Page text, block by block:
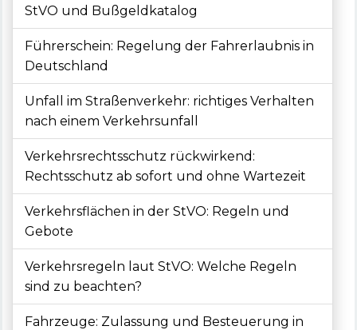
StVO und Bußgeldkatalog
Führerschein: Regelung der Fahrerlaubnis in
Deutschland
Unfall im Straßenverkehr: richtiges Verhalten
nach einem Verkehrsunfall
Verkehrsrechtsschutz rückwirkend:
Rechtsschutz ab sofort und ohne Wartezeit
Verkehrsflächen in der StVO: Regeln und
Gebote
Verkehrsregeln laut StVO: Welche Regeln
sind zu beachten?
Fahrzeuge: Zulassung und Besteuerung in